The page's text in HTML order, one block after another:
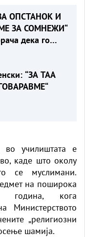
ОПСТАНОК И
ЗА СОМНЕЖИ“
дека го
“ЗА ТАА
во училиштата е
, каде што околу
се муслимани.
на поширока
кога
Министерството
„религиозни
шамија.